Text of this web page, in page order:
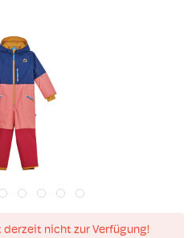
nicht zur Verfügung!